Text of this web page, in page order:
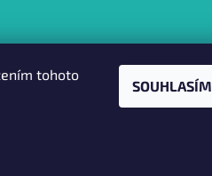
tohoto
SOUHLASÍM